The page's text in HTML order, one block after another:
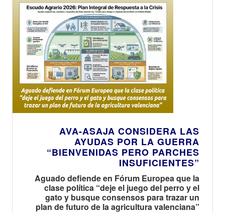
AVA-ASAJA CONSIDERA LAS
AYUDAS POR LA GUERRA
“BIENVENIDAS PERO PARCHES
INSUFICIENTES”
Aguado defiende en Fórum Europea que la
clase política “deje el juego del perro y el
gato y busque consensos para trazar un
plan de futuro de la agricultura valenciana”